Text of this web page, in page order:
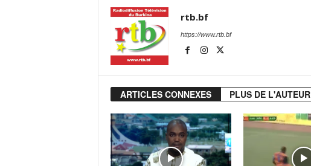
rtb.bf
https://www.rtb.bf
ARTICLES CONNEXES PLUS DE L'AUTEUR